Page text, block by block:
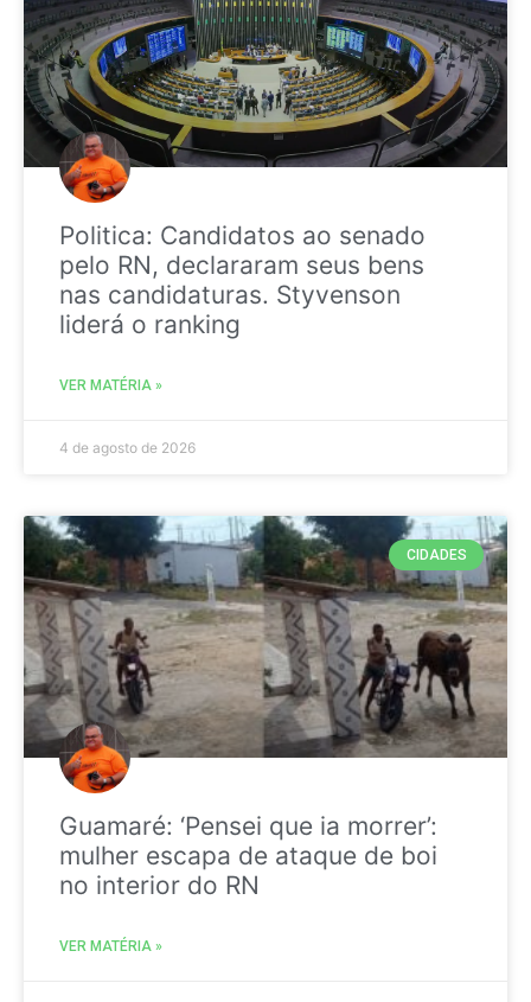
Politica: Candidatos ao senado
pelo RN, declararam seus bens
nas candidaturas. Styvenson
liderá o ranking
VER MATÉRIA »
4 de agosto de 2026
CIDADES
Guamaré: ‘Pensei que ia morrer’:
mulher escapa de ataque de boi
no interior do RN
VER MATÉRIA »